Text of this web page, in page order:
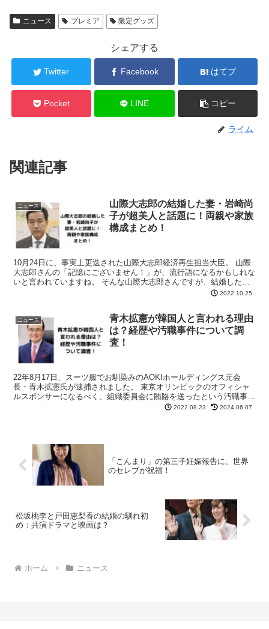
ニュース プレミア 限定グッズ
シェアする
Twitter Facebook はてブ
Pocket LINE コピー
ライム
関連記事
ニュース
山際大志郎の結婚した妻・岩崎尚
子が超美人と話題に！両親や家族
構成まとめ！
10月24日に、事実上更迭された山際大志郎経済再生担当大臣。 山際
大志郎さんの「記憶にございません！」が、流行語になるかもしれな
いと言われていますね。 そんな山際大志郎さんですが、結婚した妻
2022.10.25
ニュース
青木拡憲が韓国人と言われる理由
は？経歴や汚職事件について調
査！
22年8月17日、スーツ服でお馴染みのAOKIホールディングス元会
長・青木拡憲氏が逮捕されました。 東京オリンピックのオフィシャ
ルスポンサーになるべく、組織委員会に賄賂を送ったという汚職事件
が発覚しています。 そんな中、青木拡憲氏が韓国人で...
2022.08.23 2024.06.07
「こんまり」の第三子妊娠報告に、世界
のセレブが祝福！
松坂桃李と戸田恵梨香の結婚の馴れ初
め：共演ドラマと映画は？
ホーム ニュース